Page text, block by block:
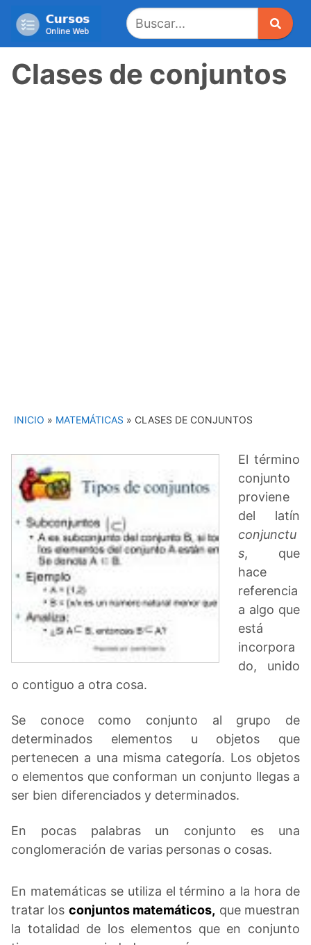
Clases de conjuntos
INICIO » MATEMÁTICAS » CLASES DE CONJUNTOS
El término
conjunto
proviene
del latín
conjunctu
s, que
hace
referencia
a algo que
está
incorpora
do, unido
o contiguo a otra cosa.
Se conoce como conjunto al grupo de
determinados elementos u objetos que
pertenecen a una misma categoría. Los objetos
o elementos que conforman un conjunto llegas a
ser bien diferenciados y determinados.
En pocas palabras un conjunto es una
conglomeración de varias personas o cosas.
En matemáticas se utiliza el término a la hora de
tratar los conjuntos matemáticos, que muestran
la totalidad de los elementos que en conjunto